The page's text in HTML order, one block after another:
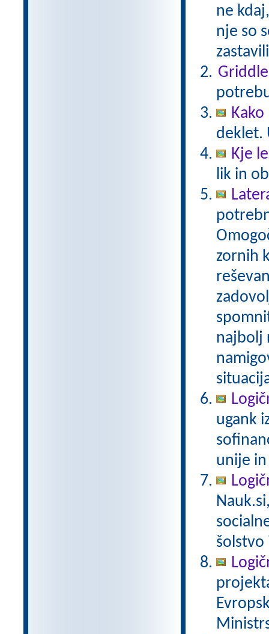
ne
nje so
deklet.
Kje
lik in
zornih
najbolj
ugank
unije
šolstvo